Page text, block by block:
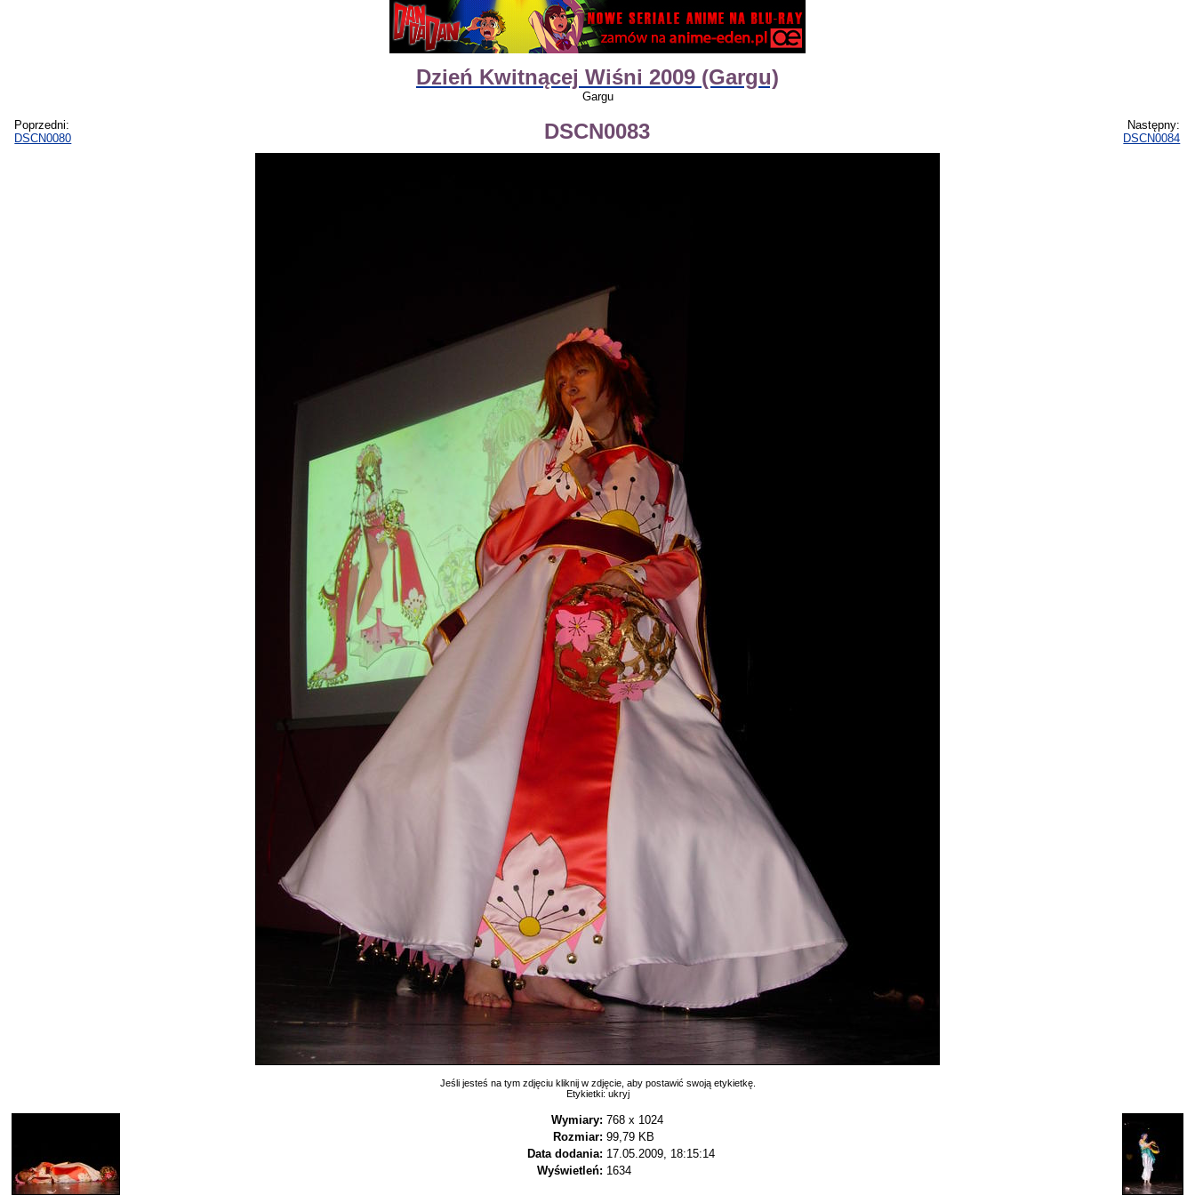
Dzień Kwitnącej Wiśni 2009 (Gargu)
Gargu
Poprzedni:
DSCN0080
DSCN0083
Następny:
DSCN0084
Jeśli jesteś na tym zdjęciu kliknij w zdjęcie, aby postawić swoją etykietkę.
Etykietki: ukryj
Wymiary: 768 x 1024
Rozmiar: 99,79 KB
Data dodania: 17.05.2009, 18:15:14
Wyświetleń: 1634